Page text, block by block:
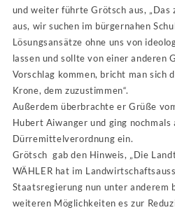
und weiter führte Grötsch aus, „Das
aus, wir suchen im bürgernahen
Lösungsansätze ohne uns von
lassen und sollte von einer anderen
Vorschlag kommen, bricht man sich
Krone, dem zuzustimmen“.
Außerdem überbrachte er Grüße
Hubert Aiwanger und ging
Dürremittelverordnung ein.
Grötsch gab den Hinweis, „Die
WÄHLER hat im
Staatsregierung nun unter anderem
weiteren Möglichkeiten es zur